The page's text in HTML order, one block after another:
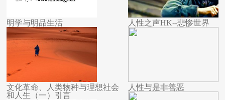
明学与明品生活
文化革命、人类物种与理想社会
和人生（一）引言
人性之声HK--悲惨世界
人性与是非善恶